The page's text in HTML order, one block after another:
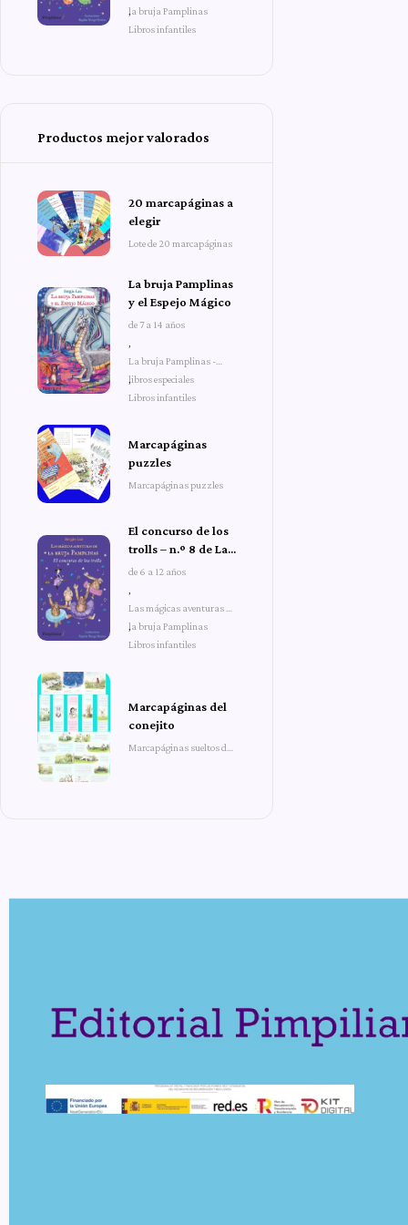
la bruja Pamplinas
,
Libros infantiles
Productos mejor valorados
20 marcapáginas a
elegir
Lote de 20 marcapáginas
La bruja Pamplinas
y el Espejo Mágico
de 7 a 14 años
,
La bruja Pamplinas -
libros especiales
,
Libros infantiles
Marcapáginas
puzzles
Marcapáginas puzzles
El concurso de los
trolls – n.º 8 de Las
mágicas aventuras
Pamplinas
de 6 a 12 años
,
Las mágicas aventuras de
la bruja Pamplinas
,
Libros infantiles
Marcapáginas del
conejito
Marcapáginas sueltos del